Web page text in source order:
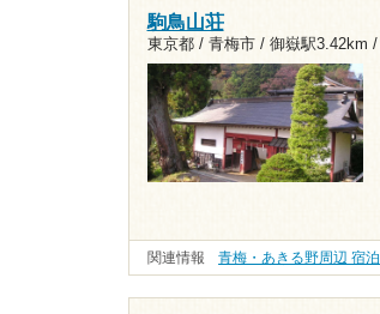
駒鳥山荘
東京都 / 青梅市 / 御嶽駅3.42km /
関連情報 青梅・あきる野周辺 宿泊